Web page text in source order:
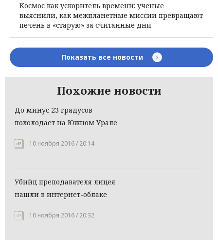
Космос как ускоритель времени: ученые
выяснили, как межпланетные миссии превращают
печень в «старую» за считанные дни
Показать все новости
Похожие новости
До минус 23 градусов
похолодает на Южном Урале
10 ноября 2016 / 20:14
Убийц преподавателя лицея
нашли в интернет-облаке
10 ноября 2016 / 20:32